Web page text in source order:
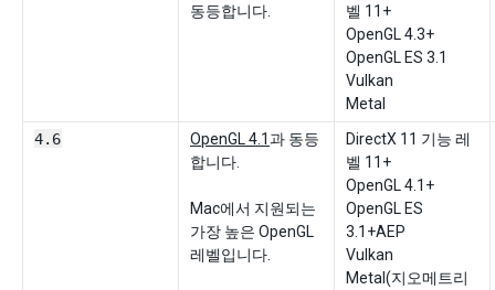
동등합니다.
벨 11+
OpenGL 4.3+
OpenGL ES 3.1
Vulkan
Metal
4.6
OpenGL 4.1과 동등
합니다.
Mac에서 지원되는
가장 높은 OpenGL
레벨입니다.
DirectX 11 기능 레
벨 11+
OpenGL 4.1+
OpenGL ES
3.1+AEP
Vulkan
Metal(지오메트리